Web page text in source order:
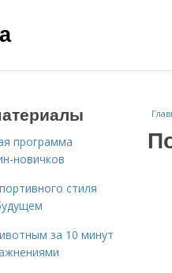
программа
новичков
стиля
за 10 минут